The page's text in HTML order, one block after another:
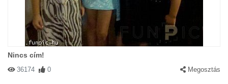
Nincs cím!
36174 0 Megosztás